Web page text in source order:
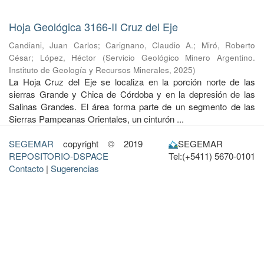
Hoja Geológica 3166-II Cruz del Eje
Candiani, Juan Carlos; Carignano, Claudio A.; Miró, Roberto
César; López, Héctor (Servicio Geológico Minero Argentino.
Instituto de Geología y Recursos Minerales, 2025)
La Hoja Cruz del Eje se localiza en la porción norte de las
sierras Grande y Chica de Córdoba y en la depresión de las
Salinas Grandes. El área forma parte de un segmento de las
Sierras Pampeanas Orientales, un cinturón ...
SEGEMAR copyright © 2019
REPOSITORIO-DSPACE
Contacto | Sugerencias
SEGEMAR
Tel:(+5411) 5670-0101